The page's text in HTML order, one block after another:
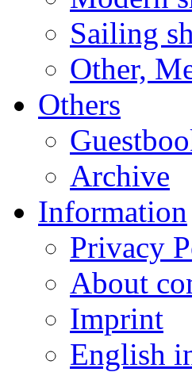
Sailing
Other,
Others
Archive
Information
Privacy
About
Imprint
English